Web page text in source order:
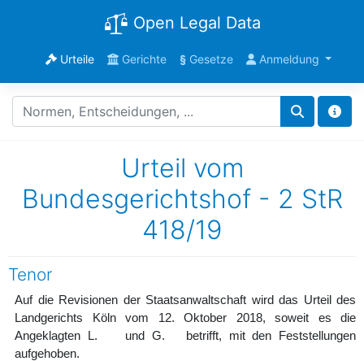
Open Legal Data
Urteile Gerichte §Gesetze Anmeldung
Urteil vom
Bundesgerichtshof - 2 StR
418/19
Tenor
Auf die Revisionen der Staatsanwaltschaft wird das Urteil des
Landgerichts Köln vom 12. Oktober 2018, soweit es die
Angeklagten L. und G. betrifft, mit den Feststellungen
aufgehoben.